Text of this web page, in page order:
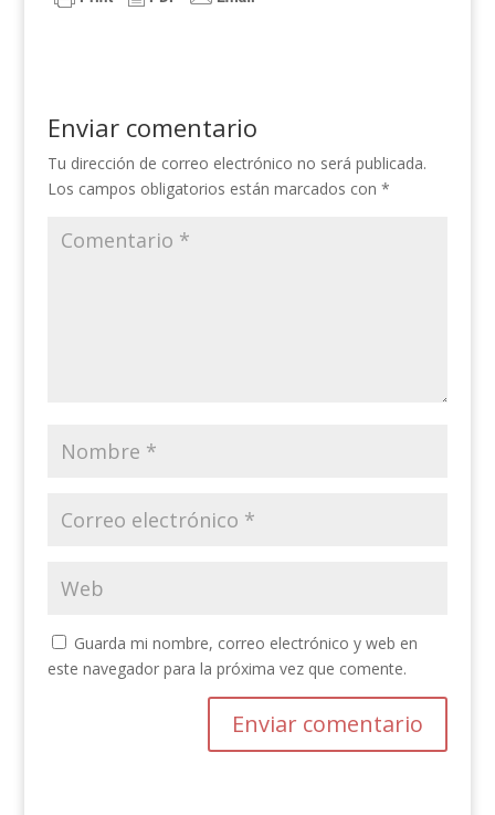
Enviar comentario
Tu dirección de correo electrónico no será publicada.
Los campos obligatorios están marcados con *
Guarda mi nombre, correo electrónico y web en
este navegador para la próxima vez que comente.